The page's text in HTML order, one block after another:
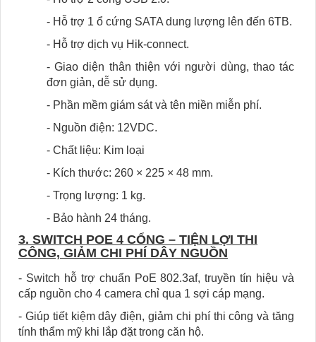
- Hỗ trợ 1 ổ cứng SATA dung lượng lên đến 6TB.
- Hỗ trợ dịch vụ Hik-connect.
- Giao diện thân thiện với người dùng, thao tác
đơn giản, dễ sử dụng.
- Phần mềm giám sát và tên miền miễn phí.
- Nguồn điện: 12VDC.
- Chất liệu: Kim loại
- Kích thước: 260 × 225 × 48 mm.
- Trọng lượng: 1 kg.
- Bảo hành 24 tháng.
3. SWITCH POE 4 CỔNG – TIỆN LỢI THI
CÔNG, GIẢM CHI PHÍ DÂY NGUỒN
- Switch hỗ trợ chuẩn PoE 802.3af, truyền tín hiệu và
cấp nguồn cho 4 camera chỉ qua 1 sợi cáp mạng.
- Giúp tiết kiệm dây điện, giảm chi phí thi công và tăng
tính thẩm mỹ khi lắp đặt trong căn hộ.